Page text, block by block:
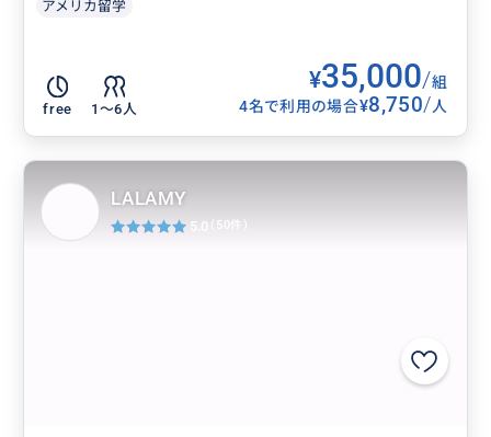
アメリカ留学
free 1〜6人
¥35,000/組
4名で利用の場合¥8,750/人
LALAMY
5.0 (50件)